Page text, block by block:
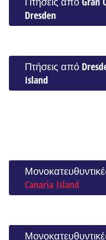
Dresden
Πτήσεις από
Island
Canaria Island